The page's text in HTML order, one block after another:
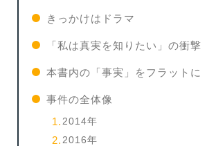
きっかけはドラマ
「私は真実を知りたい」の衝撃
本書内の「事実」をフラットに
事件の全体像
2014年
2016年